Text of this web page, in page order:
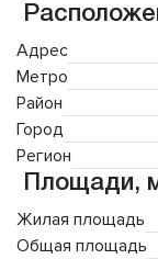
Адрес
Метро
Район
Город
Регион
Площади,
Жилая площадь
Общая площадь